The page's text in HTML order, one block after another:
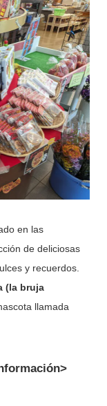
en las
de deliciosas
y recuerdos.
(la bruja
llamada